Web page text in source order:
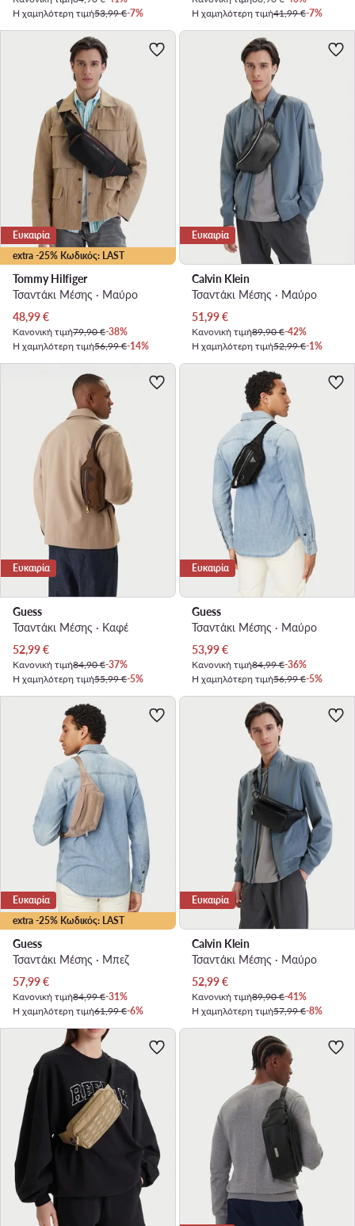
Η χαμηλότερη τιμή53,99 €-7%
Η χαμηλότερη τιμή41,99 €-7%
extra -25% Κωδικός: LAST
Ευκαιρία
Tommy Hilfiger
Τσαντάκι Μέσης · Μαύρο
Τρέχουσα τιμή
48,99€
Κανονική τιμή79,90 €-38%
Η χαμηλότερη τιμή56,99 €-14%
Ευκαιρία
Calvin Klein
Τσαντάκι Μέσης · Μαύρο
Τρέχουσα τιμή
51,99€
Κανονική τιμή89,90 €-42%
Η χαμηλότερη τιμή52,99 €-1%
Ευκαιρία
Guess
Τσαντάκι Μέσης · Καφέ
Τρέχουσα τιμή
52,99€
Κανονική τιμή84,90 €-37%
Η χαμηλότερη τιμή55,99 €-5%
Ευκαιρία
Guess
Τσαντάκι Μέσης · Μαύρο
Τρέχουσα τιμή
53,99€
Κανονική τιμή84,99 €-36%
Η χαμηλότερη τιμή56,99 €-5%
extra -25% Κωδικός: LAST
Ευκαιρία
Guess
Τσαντάκι Μέσης · Μπεζ
Τρέχουσα τιμή
57,99€
Κανονική τιμή84,99 €-31%
Η χαμηλότερη τιμή61,99 €-6%
Ευκαιρία
Calvin Klein
Τσαντάκι Μέσης · Μαύρο
Τρέχουσα τιμή
52,99€
Κανονική τιμή89,90 €-41%
Η χαμηλότερη τιμή57,99 €-8%